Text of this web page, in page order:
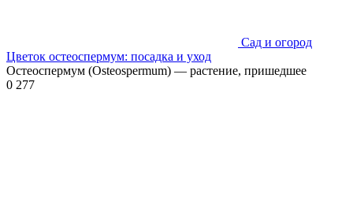
Сад и огород
Цветок остеоспермум: посадка и уход
Остеоспермум (Osteospermum) — растение, пришедшее
0 277